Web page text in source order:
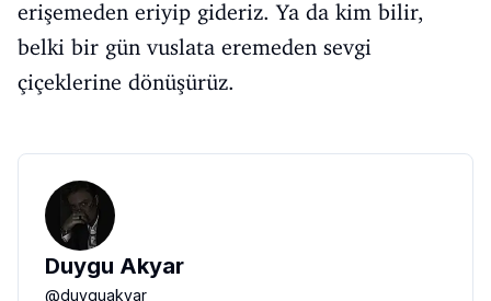
erişemeden eriyip gideriz. Ya da kim bilir,
belki bir gün vuslata eremeden sevgi
çiçeklerine dönüşürüz.
Duygu Akyar
@duyguakyar